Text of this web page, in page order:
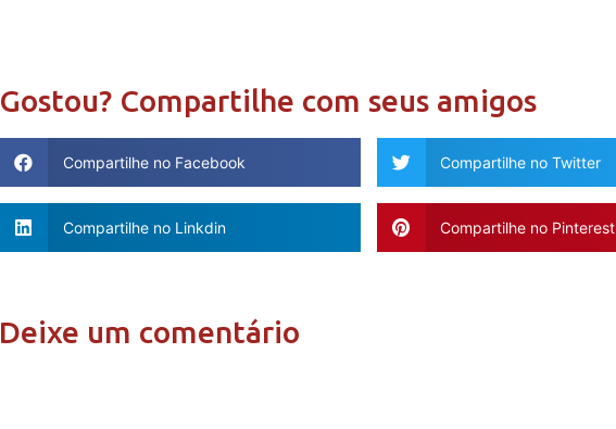
Gostou? Compartilhe com seus amigos
Compartilhe no Facebook Compartilhe no Twitter
Compartilhe no Linkdin Compartilhe no Pinterest
Deixe um comentário